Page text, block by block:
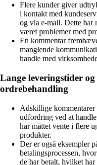
Flere kunder giver
i kontakt med
og via e-mail. Dette har
været problemer med
En kommentar
manglende
handle med
Lange leveringstider
ordrebehandling
Adskillige
udfordring ved at
har måttet vente i flere
produkter.
Der er også eksempler
betalingsprocessen,
de har betalt, hvilket